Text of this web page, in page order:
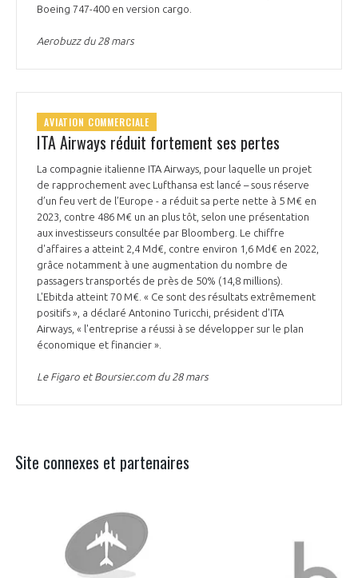
Boeing 747-400 en version cargo.
Aerobuzz du 28 mars
AVIATION COMMERCIALE
ITA Airways réduit fortement ses pertes
La compagnie italienne ITA Airways, pour laquelle un projet
de rapprochement avec Lufthansa est lancé – sous réserve
d’un feu vert de l’Europe - a réduit sa perte nette à 5 M€ en
2023, contre 486 M€ un an plus tôt, selon une présentation
aux investisseurs consultée par Bloomberg. Le chiffre
d'affaires a atteint 2,4 Md€, contre environ 1,6 Md€ en 2022,
grâce notamment à une augmentation du nombre de
passagers transportés de près de 50% (14,8 millions).
L'Ebitda atteint 70 M€. « Ce sont des résultats extrêmement
positifs », a déclaré Antonino Turicchi, président d'ITA
Airways, « l'entreprise a réussi à se développer sur le plan
économique et financier ».
Le Figaro et Boursier.com du 28 mars
Site connexes et partenaires